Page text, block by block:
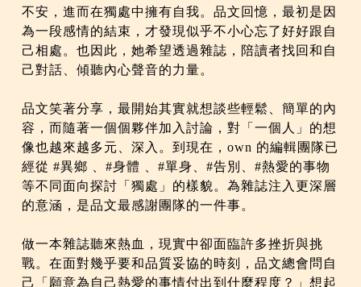
不安，進而在獨處中擁有自我。品文回憶，最初是因
為一段感情的結束，才發現似乎不小心忘了好好跟自
己相處。也因此，她希望透過雜誌，陪讀者找回和自
己對話、傾聽內心聲音的力量。
品文笑著分享，最開始其實就想談些輕鬆、簡單的內
容，而隨著一個個夥伴加入討論，對「一個人」的想
像也越來越多元、深入。到現在，own 的編輯團隊已
經從 #異鄉 、#身體 、#單身、#告別、#熱愛的事物
等不同面向探討「獨處」的樣貌。為雜誌注入更深層
的意涵，是品文最感謝團隊的一件事。
做一本雜誌聽來熱血，現實中卻面臨許多挫折與挑
戰。在面對幾乎要和品質妥協的時刻，品文總會問自
己「願意為自己熱愛的事情付出到什麼程度？」想起